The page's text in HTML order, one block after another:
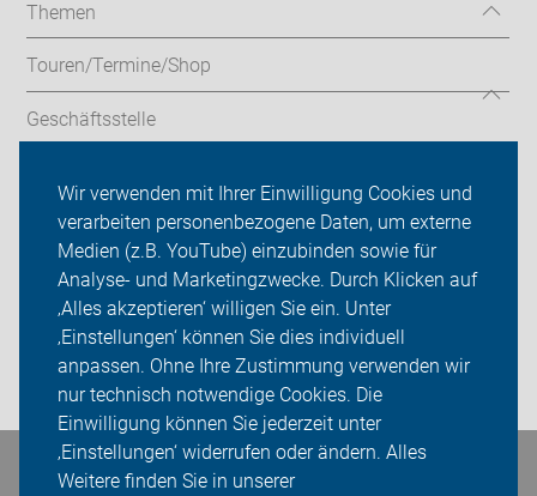
Wir verwenden mit Ihrer Einwilligung Cookies und
verarbeiten personenbezogene Daten, um externe
Medien (z.B. YouTube) einzubinden sowie für
Analyse- und Marketingzwecke. Durch Klicken auf
‚Alles akzeptieren‘ willigen Sie ein. Unter
‚Einstellungen‘ können Sie dies individuell
anpassen. Ohne Ihre Zustimmung verwenden wir
nur technisch notwendige Cookies. Die
Einwilligung können Sie jederzeit unter
‚Einstellungen‘ widerrufen oder ändern. Alles
Weitere finden Sie in unserer
Themen
Touren/Termine/Shop
Geschäftsstelle
ADFC Hamminkeln
Sei dabei
Presse
Login
Bleiben Sie in Kontakt